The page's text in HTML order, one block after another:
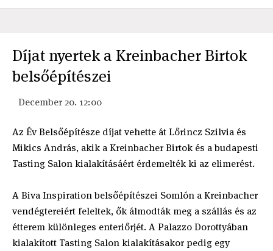
Díjat nyertek a Kreinbacher Birtok
belsőépítészei
December 20. 12:00
Az Év Belsőépítésze díjat vehette át Lőrincz Szilvia és
Mikics András, akik a Kreinbacher Birtok és a budapesti
Tasting Salon kialakításáért érdemelték ki az elimerést.
A Biva Inspiration belsőépítészei Somlón a Kreinbacher
vendégtereiért feleltek, ők álmodták meg a szállás és az
étterem különleges enteriőrjét. A Palazzo Dorottyában
kialakított Tasting Salon kialakításakor pedig egy